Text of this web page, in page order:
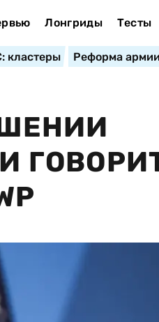
Лонгриды Тесты
кластеры Реформа армии